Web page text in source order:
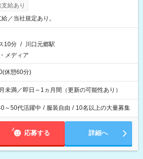
給あり
／当社規定あり。
10分 / 川口元郷駅
メディア
休憩60分)
未満／即日～1ヵ月間（更新の可能性あり）
～50代活躍中 / 服装自由 / 10名以上の大量募集
応募する 詳細へ